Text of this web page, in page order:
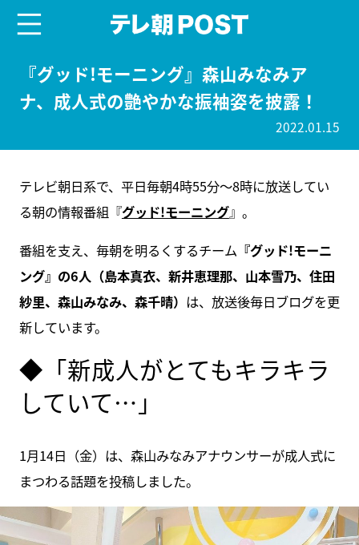
『グッド!モーニング』森山みなみア
ナ、成人式の艶やかな振袖姿を披露！
2022.01.15
テレビ朝日系で、平日毎朝4時55分～8時に放送してい
る朝の情報番組『グッド!モーニング』。
番組を支え、毎朝を明るくするチーム 『グッド!モーニ
ング』の6人（島本真衣、新井恵理那、山本雪乃、住田
紗里、森山みなみ、森千晴） は、放送後毎日ブログを更
新しています。
◆「新成人がとてもキラキラ
していて…」
1月14日（金）は、森山みなみアナウンサーが成人式に
まつわる話題を投稿しました。